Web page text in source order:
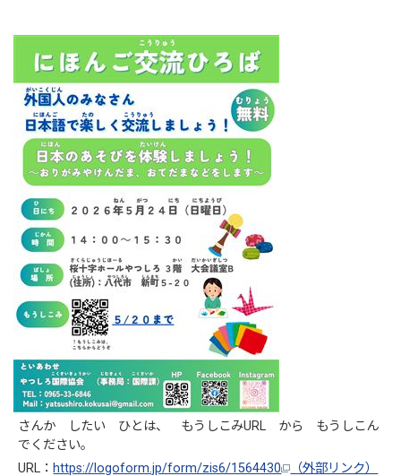
さんか したい ひとは、 もうしこみURL から もうしこん
でください。
URL： https://logoform.jp/form/zis6/1564430
（外部リンク）